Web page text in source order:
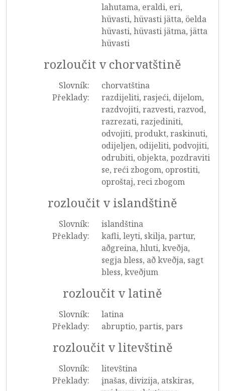
lahutama, eraldi, eri,
hüvasti, hüvasti jätta, öelda
hüvasti, hüvasti jätma, jätta
hüvasti
rozloučit v chorvatštině
Slovník:
chorvatština
Překlady:
razdijeliti, rasjeći, dijelom,
razdvojiti, razvesti, razvod,
razrezati, razjediniti,
odvojiti, produkt, raskinuti,
odijeljen, odijeliti, podvojiti,
odrubiti, objekta, pozdraviti
se, reći zbogom, oprostiti,
oproštaj, reci zbogom
rozloučit v islandštině
Slovník:
islandština
Překlady:
kafli, leyti, skilja, partur,
aðgreina, hluti, kveðja,
segja bless, að kveðja, sagt
bless, kveðjum
rozloučit v latině
Slovník:
latina
Překlady:
abruptio, partis, pars
rozloučit v litevštině
Slovník:
litevština
Překlady:
įnašas, divizija, atskiras,